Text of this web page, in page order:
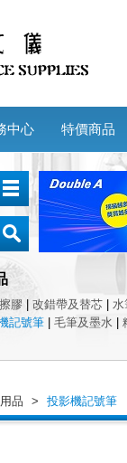
中心 特價商品
膠 改錯帶及替芯
水
記號筆 毛筆及墨水
品 > 投影機記號筆